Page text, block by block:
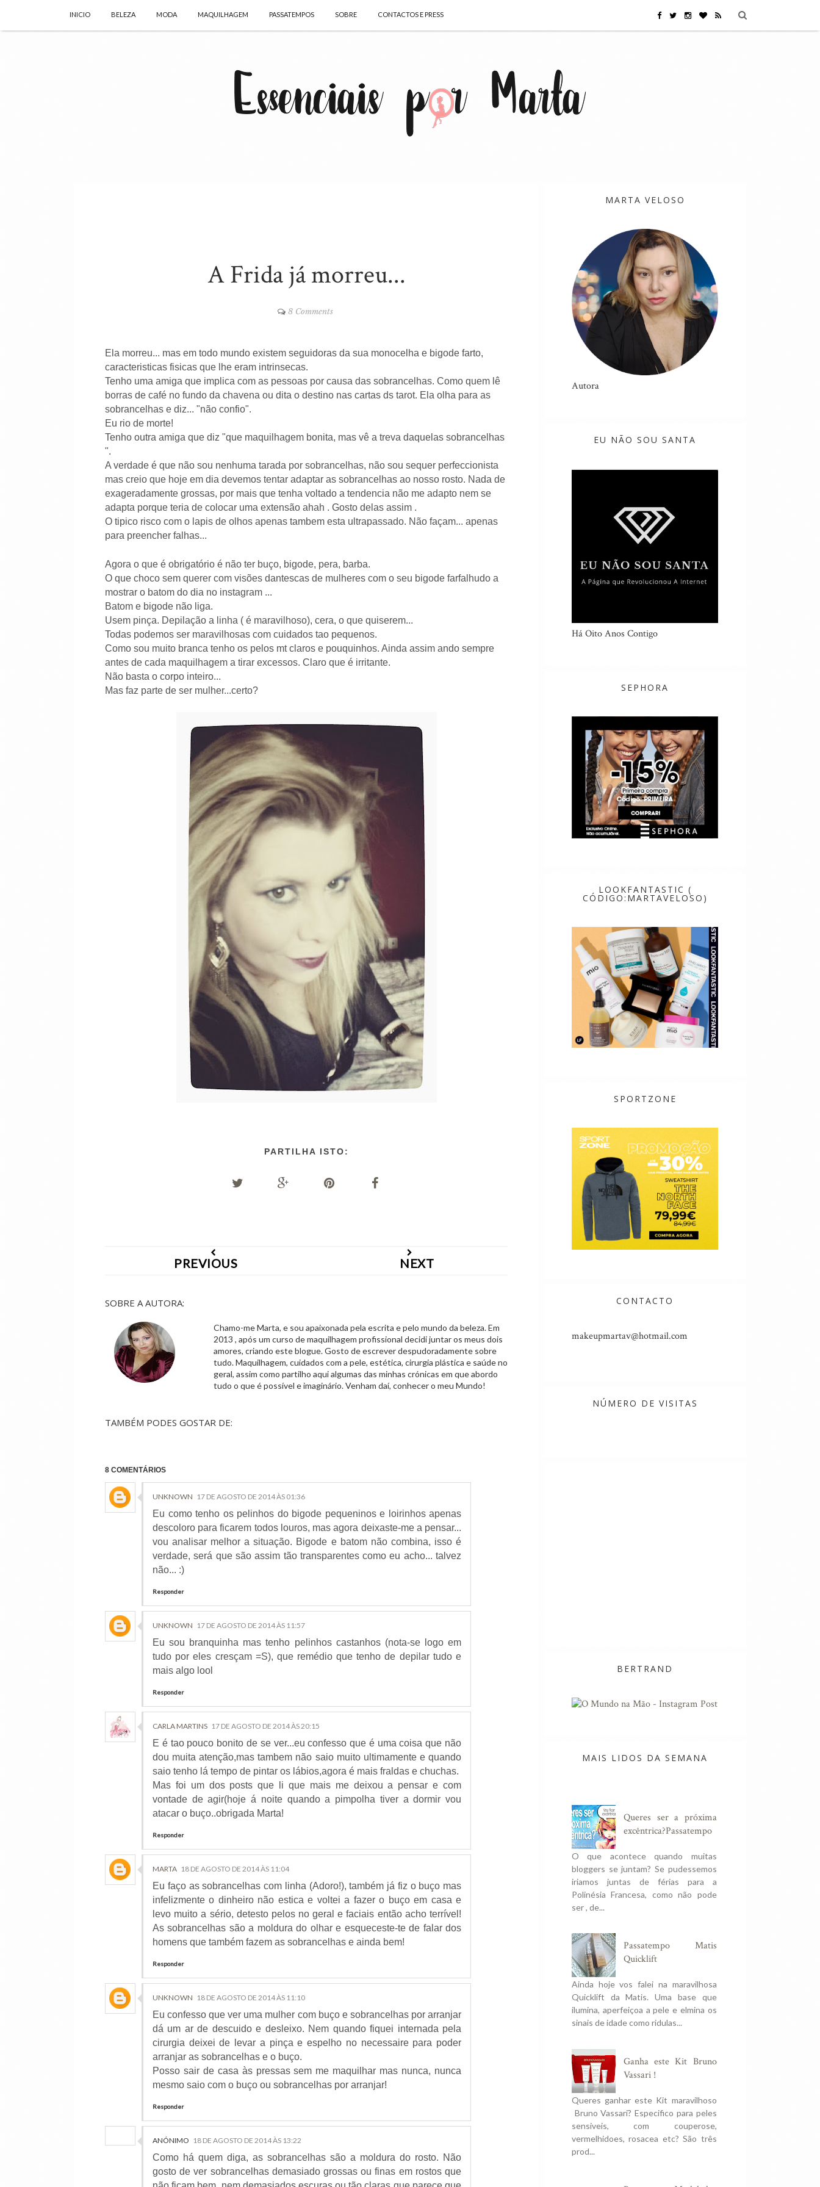
INICIO BELEZA MODA MAQUILHAGEM PASSATEMPOS SOBRE CONTACTOS E PRESS
A Frida já morreu...
8 Comments
Ela morreu... mas em todo mundo existem seguidoras da sua monocelha e bigode farto,
caracteristicas fisicas que lhe eram intrinsecas.
Tenho uma amiga que implica com as pessoas por causa das sobrancelhas. Como quem lê
borras de café no fundo da chavena ou dita o destino nas cartas ds tarot. Ela olha para as
sobrancelhas e diz... "não confio".
Eu rio de morte!
Tenho outra amiga que diz "que maquilhagem bonita, mas vê a treva daquelas sobrancelhas
".
A verdade é que não sou nenhuma tarada por sobrancelhas, não sou sequer perfeccionista
mas creio que hoje em dia devemos tentar adaptar as sobrancelhas ao nosso rosto. Nada de
exageradamente grossas, por mais que tenha voltado a tendencia não me adapto nem se
adapta porque teria de colocar uma extensão ahah . Gosto delas assim .
O tipico risco com o lapis de olhos apenas tambem esta ultrapassado. Não façam... apenas
para preencher falhas...
Agora o que é obrigatório é não ter buço, bigode, pera, barba.
O que choco sem querer com visões dantescas de mulheres com o seu bigode farfalhudo a
mostrar o batom do dia no instagram ...
Batom e bigode não liga.
Usem pinça. Depilação a linha ( é maravilhoso), cera, o que quiserem...
Todas podemos ser maravilhosas com cuidados tao pequenos.
Como sou muito branca tenho os pelos mt claros e pouquinhos. Ainda assim ando sempre
antes de cada maquilhagem a tirar excessos. Claro que é irritante.
Não basta o corpo inteiro...
Mas faz parte de ser mulher...certo?
PARTILHA ISTO:
NEXT
PREVIOUS
SOBRE A AUTORA:
Chamo-me Marta, e sou apaixonada pela escrita e pelo mundo da beleza. Em
2013 , após um curso de maquilhagem profissional decidi juntar os meus dois
amores, criando este blogue. Gosto de escrever despudoradamente sobre
tudo. Maquilhagem, cuidados com a pele, estética, cirurgia plástica e saúde no
geral, assim como partilho aqui algumas das minhas crónicas em que abordo
tudo o que é possível e imaginário. Venham daí, conhecer o meu Mundo!
TAMBÉM PODES GOSTAR DE:
8 COMENTÁRIOS
UNKNOWN 17 DE AGOSTO DE 2014 ÀS 01:36
Eu como tenho os pelinhos do bigode pequeninos e loirinhos apenas
descoloro para ficarem todos louros, mas agora deixaste-me a pensar...
vou analisar melhor a situação. Bigode e batom não combina, isso é
verdade, será que são assim tão transparentes como eu acho... talvez
não... :)
Responder
UNKNOWN 17 DE AGOSTO DE 2014 ÀS 11:57
Eu sou branquinha mas tenho pelinhos castanhos (nota-se logo em
tudo por eles cresçam =S), que remédio que tenho de depilar tudo e
mais algo lool
Responder
CARLA MARTINS 17 DE AGOSTO DE 2014 ÀS 20:15
E é tao pouco bonito de se ver...eu confesso que é uma coisa que não
dou muita atenção,mas tambem não saio muito ultimamente e quando
saio tenho lá tempo de pintar os lábios,agora é mais fraldas e chuchas.
Mas foi um dos posts que li que mais me deixou a pensar e com
vontade de agir(hoje á noite quando a pimpolha tiver a dormir vou
atacar o buço..obrigada Marta!
Responder
MARTA 18 DE AGOSTO DE 2014 ÀS 11:04
Eu faço as sobrancelhas com linha (Adoro!), também já fiz o buço mas
infelizmente o dinheiro não estica e voltei a fazer o buço em casa e
levo muito a sério, detesto pelos no geral e faciais então acho terrível!
As sobrancelhas são a moldura do olhar e esqueceste-te de falar dos
homens que também fazem as sobrancelhas e ainda bem!
Responder
UNKNOWN 18 DE AGOSTO DE 2014 ÀS 11:10
Eu confesso que ver uma mulher com buço e sobrancelhas por arranjar
dá um ar de descuido e desleixo. Nem quando fiquei internada pela
cirurgia deixei de levar a pinça e espelho no necessaire para poder
arranjar as sobrancelhas e o buço.
Posso sair de casa às pressas sem me maquilhar mas nunca, nunca
mesmo saio com o buço ou sobrancelhas por arranjar!
Responder
ANÓNIMO 18 DE AGOSTO DE 2014 ÀS 13:22
Como há quem diga, as sobrancelhas são a moldura do rosto. Não
gosto de ver sobrancelhas demasiado grossas ou finas em rostos que
MARTA VELOSO
Autora
EU NÃO SOU SANTA
Há Oito Anos Contigo
SEPHORA
LOOKFANTASTIC (
CÓDIGO:MARTAVELOSO)
SPORTZONE
CONTACTO
makeupmartav@hotmail.com
NÚMERO DE VISITAS
BERTRAND
MAIS LIDOS DA SEMANA
Queres ser a próxima
excêntrica?Passatempo
O que acontece quando muitas
bloggers se juntam? Se pudessemos
iriamos juntas de férias para a
Polinésia Francesa, como não pode
ser , de...
Passatempo Matis
Quicklift
Ainda hoje vos falei na maravilhosa
Quicklift da Matis. Uma base que
ilumina, aperfeiçoa a pele e elmina os
sinais de idade como ridulas...
Ganha este Kit Bruno
Vassari !
Queres ganhar este Kit maravilhoso
Bruno Vassari? Especifico para peles
sensiveis, com couperose,
vermelhidoes, rosacea etc? São três
prod...